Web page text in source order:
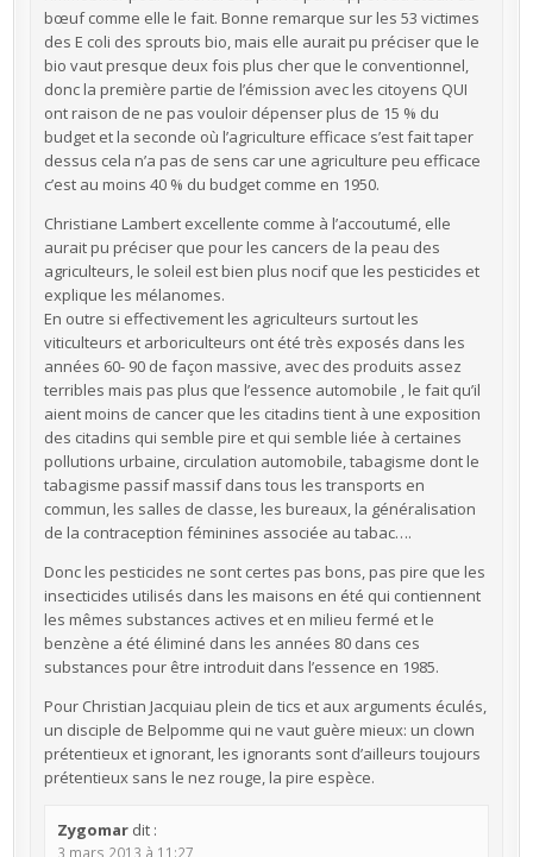
bœuf comme elle le fait. Bonne remarque sur les 53 victimes
des E coli des sprouts bio, mais elle aurait pu préciser que le
bio vaut presque deux fois plus cher que le conventionnel,
donc la première partie de l’émission avec les citoyens QUI
ont raison de ne pas vouloir dépenser plus de 15 % du
budget et la seconde où l’agriculture efficace s’est fait taper
dessus cela n’a pas de sens car une agriculture peu efficace
c’est au moins 40 % du budget comme en 1950.
Christiane Lambert excellente comme à l’accoutumé, elle
aurait pu préciser que pour les cancers de la peau des
agriculteurs, le soleil est bien plus nocif que les pesticides et
explique les mélanomes.
En outre si effectivement les agriculteurs surtout les
viticulteurs et arboriculteurs ont été très exposés dans les
années 60- 90 de façon massive, avec des produits assez
terribles mais pas plus que l’essence automobile , le fait qu’il
aient moins de cancer que les citadins tient à une exposition
des citadins qui semble pire et qui semble liée à certaines
pollutions urbaine, circulation automobile, tabagisme dont le
tabagisme passif massif dans tous les transports en
commun, les salles de classe, les bureaux, la généralisation
de la contraception féminines associée au tabac….
Donc les pesticides ne sont certes pas bons, pas pire que les
insecticides utilisés dans les maisons en été qui contiennent
les mêmes substances actives et en milieu fermé et le
benzène a été éliminé dans les années 80 dans ces
substances pour être introduit dans l’essence en 1985.
Pour Christian Jacquiau plein de tics et aux arguments éculés,
un disciple de Belpomme qui ne vaut guère mieux: un clown
prétentieux et ignorant, les ignorants sont d’ailleurs toujours
prétentieux sans le nez rouge, la pire espèce.
Zygomar dit :
3 mars 2013 à 11:27